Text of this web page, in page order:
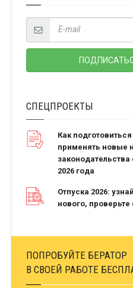
СПЕЦПРОЕКТЫ
Как подготовиться
применять новые
законодательства
2026 года
Отпуска 2026:
нового, проверьте
ПОПРОБУЙТЕ БЕРАТОР
В СВОЕЙ РАБОТЕ